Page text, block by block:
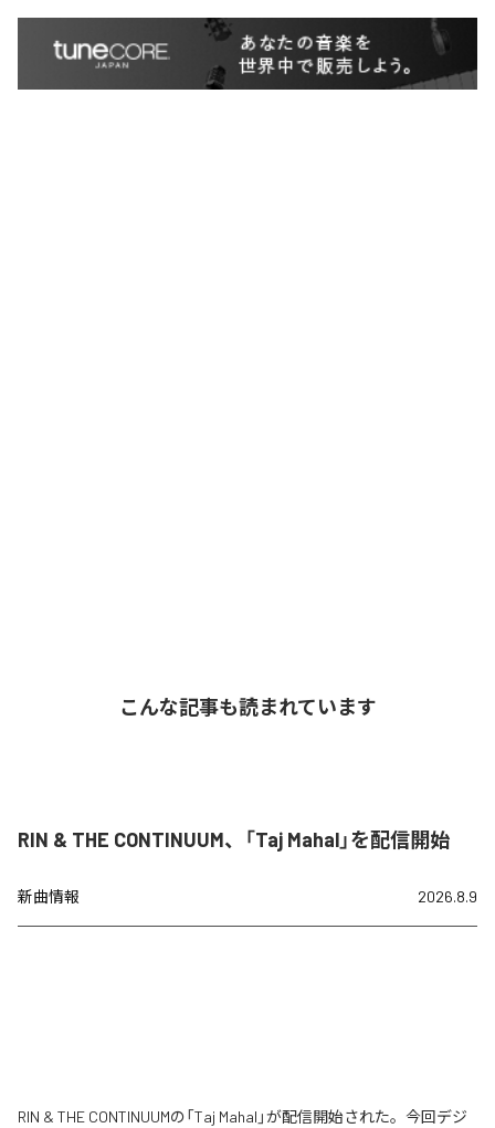
こんな記事も読まれています
RIN & THE CONTINUUM、「Taj Mahal」を配信開始
新曲情報 2026.8.9
RIN & THE CONTINUUMの「Taj Mahal」が配信開始された。今回デジ